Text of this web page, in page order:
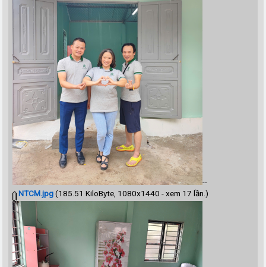
--
NTCM.jpg(185.51 KiloByte, 1080x1440 - xem 17 lần.)